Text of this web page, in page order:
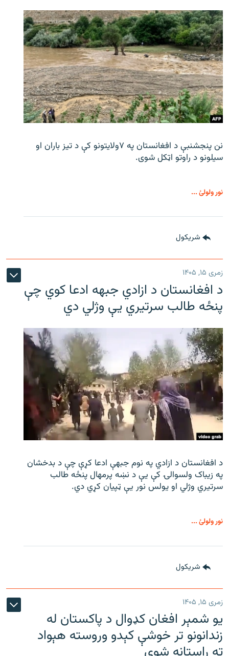
نن پنجشنبې د افغانستان په ۷ولایتونو کې د تیز باران او
سیلونو د راوتو اټکل شوی.
نور ولولئ ...
شريکول
زمری ۱۵, ۱۴۰۵
د افغانستان د ازادي جبهه ادعا کوي چې
پنځه طالب سرتیري يې وژلي دي
د افغانستان د ازادي په نوم جبهې ادعا کړې چې د بدخشان
په زیباک ولسوالۍ کې يې د نښه پرمهال پنځه طالب
سرتیري وژلي او یولس نور يې ټپیان کړي دي.
نور ولولئ ...
شريکول
زمری ۱۵, ۱۴۰۵
یو شمېر افغان کډوال د پاکستان له
زندانونو تر خوشې کېدو وروسته هېواد